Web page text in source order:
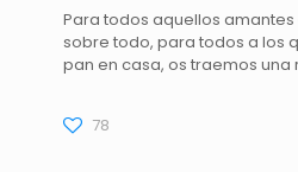
Para todos aquellos
sobre todo, para todos a los
pan en casa, os traemos una
78